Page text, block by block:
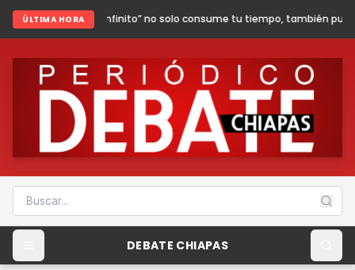
ÚLTIMA HORA
no solo consume tu tiempo, también puede poner en riesgo tu
DEBATE CHIAPAS